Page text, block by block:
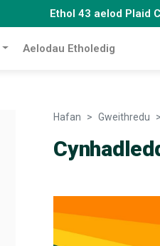
Ethol 43 aelod Plaid
Aelodau Etholedig
Hafan Gweithredu